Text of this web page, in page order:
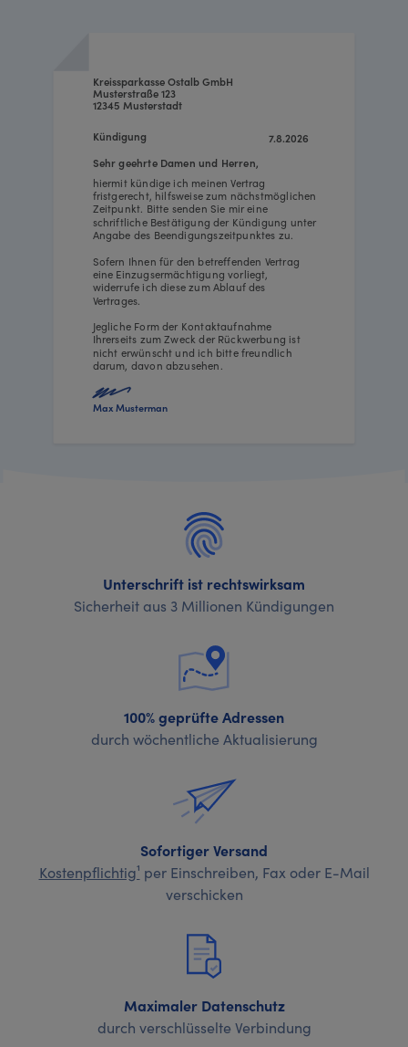
7.8.2026
Kreissparkasse Ostalb GmbH
Musterstraße 123
12345 Musterstadt
hiermit kündige ich meinen Vertrag
fristgerecht, hilfsweise zum nächstmöglichen
Zeitpunkt. Bitte senden Sie mir eine
schriftliche Bestätigung der Kündigung unter
Angabe des Beendigungszeitpunktes zu.
Sofern Ihnen für den betreffenden Vertrag
eine Einzugsermächtigung vorliegt,
widerrufe ich diese zum Ablauf des
Vertrages.
Jegliche Form der Kontaktaufnahme
Ihrerseits zum Zweck der Rückwerbung ist
nicht erwünscht und ich bitte freundlich
darum, davon abzusehen.
Sehr geehrte Damen und Herren,
Kündigung
Max Musterman
Unterschrift ist rechtswirksam
Sicherheit aus 3 Millionen Kündigungen
100% geprüfte Adressen
durch wöchentliche Aktualisierung
Sofortiger Versand
Kostenpflichtig¹ per Einschreiben, Fax oder E-Mail
verschicken
Maximaler Datenschutz
durch verschlüsselte Verbindung